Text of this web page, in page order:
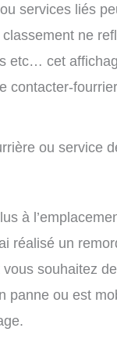
services liés
ne
etc… cet
contacter-
ou service
à
réalisé un
souhaitez
panne ou est